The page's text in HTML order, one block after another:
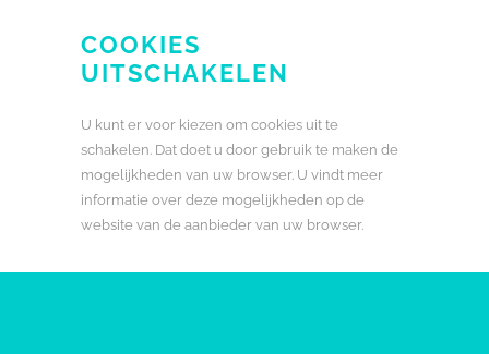
COOKIES
UITSCHAKELEN
U kunt er voor kiezen om cookies uit te
schakelen. Dat doet u door gebruik te maken de
mogelijkheden van uw browser. U vindt meer
informatie over deze mogelijkheden op de
website van de aanbieder van uw browser.